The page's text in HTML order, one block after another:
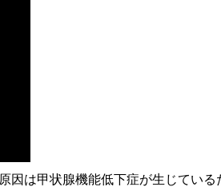
因は甲状腺機能低下症が生じてい